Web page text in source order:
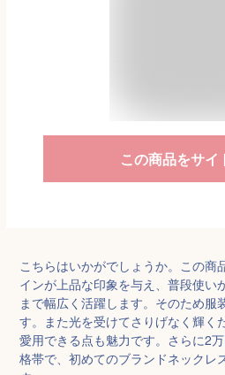
この商品をサイ
こちらはいかがでしょうか。この商
インが上品な印象を与え、普段使い
まで幅広く活躍します。そのため服
す。また光を受けてさりげなく輝く
愛用できる点も魅力です。さらに2
格帯で、初めてのブランドネックレ